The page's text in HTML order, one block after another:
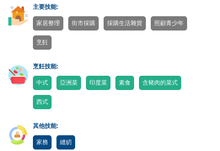
主要技能:
家居整理 街市採購 採購生活雜貨 照顧青少年
烹飪
烹飪技能:
中式 亞洲菜 印度菜 素食 含豬肉的菜式
西式
其他技能:
家務 縫紉